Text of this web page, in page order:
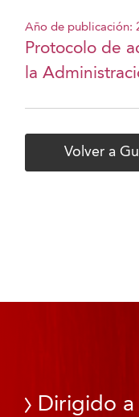
Año de publicación:
Protocolo de
la
Volver a
Dirigido